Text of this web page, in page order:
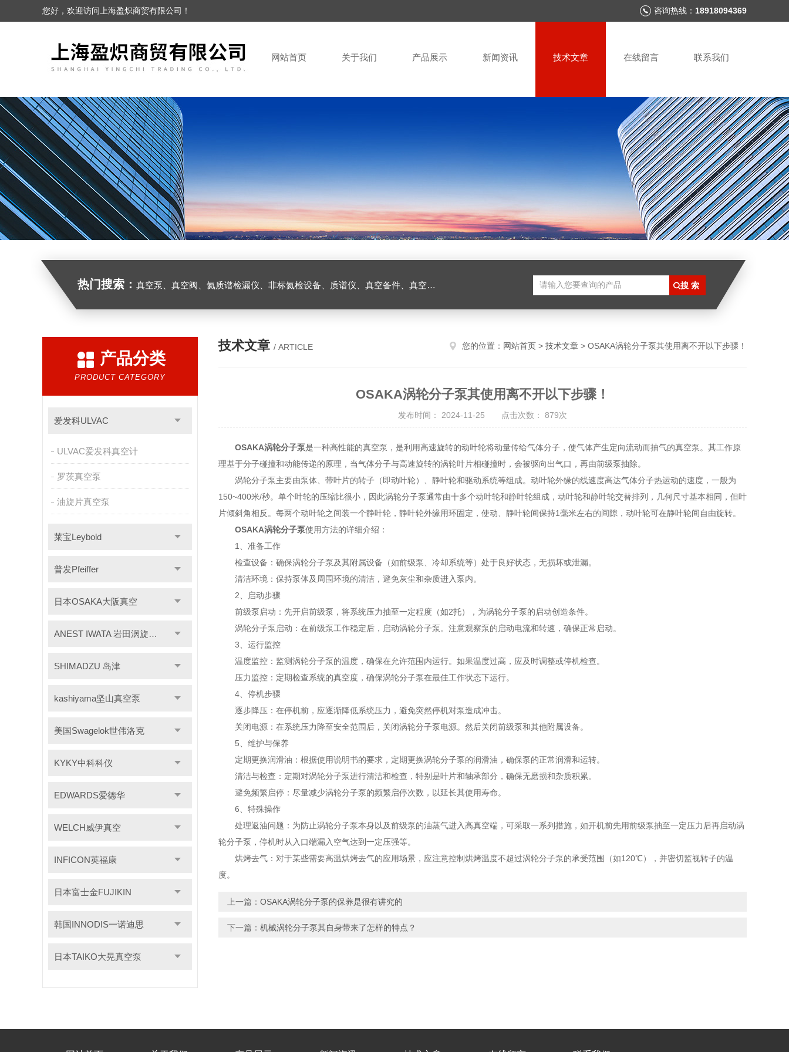
您好，欢迎访问上海盈炽商贸有限公司！ 咨询热线： 18918094369
网站首页 关于我们 产品展示 新闻资讯 技术文章 在线留言 联系我们
热门搜索： 真空泵、真空阀、氦质谱检漏仪、非标氦检设备、质谱仪、真空备件、真空维修
产品分类
PRODUCT CATEGORY
爱发科ULVAC
ULVAC爱发科真空计
罗茨真空泵
油旋片真空泵
莱宝Leybold
普发Pfeiffer
日本OSAKA大阪真空
ANEST IWATA 岩田涡旋干泵
SHIMADZU 岛津
kashiyama坚山真空泵
美国Swagelok世伟洛克
KYKY中科科仪
EDWARDS爱德华
WELCH威伊真空
INFICON英福康
日本富士金FUJIKIN
韩国INNODIS一诺迪思
日本TAIKO大晃真空泵
技术文章 / ARTICLE 您的位置： 网站首页 > 技术文章 > OSAKA涡轮分子泵其使用离不开以下步骤！
OSAKA涡轮分子泵其使用离不开以下步骤！
发布时间： 2024-11-25 点击次数： 879次
OSAKA涡轮分子泵是一种高性能的真空泵，是利用高速旋转的动叶轮将动量传给气体分子，使气体产生定向流动而抽气的真空泵。其工作原
理基于分子碰撞和动能传递的原理，当气体分子与高速旋转的涡轮叶片相碰撞时，会被驱向出气口，再由前级泵抽除。
涡轮分子泵主要由泵体、带叶片的转子（即动叶轮）、静叶轮和驱动系统等组成。动叶轮外缘的线速度高达气体分子热运动的速度，一般为
150~400米/秒。单个叶轮的压缩比很小，因此涡轮分子泵通常由十多个动叶轮和静叶轮组成，动叶轮和静叶轮交替排列，几何尺寸基本相同，但叶
片倾斜角相反。每两个动叶轮之间装一个静叶轮，静叶轮外缘用环固定，使动、静叶轮间保持1毫米左右的间隙，动叶轮可在静叶轮间自由旋转。
OSAKA涡轮分子泵使用方法的详细介绍：
1、准备工作
检查设备：确保涡轮分子泵及其附属设备（如前级泵、冷却系统等）处于良好状态，无损坏或泄漏。
清洁环境：保持泵体及周围环境的清洁，避免灰尘和杂质进入泵内。
2、启动步骤
前级泵启动：先开启前级泵，将系统压力抽至一定程度（如2托），为涡轮分子泵的启动创造条件。
涡轮分子泵启动：在前级泵工作稳定后，启动涡轮分子泵。注意观察泵的启动电流和转速，确保正常启动。
3、运行监控
温度监控：监测涡轮分子泵的温度，确保在允许范围内运行。如果温度过高，应及时调整或停机检查。
压力监控：定期检查系统的真空度，确保涡轮分子泵在最佳工作状态下运行。
4、停机步骤
逐步降压：在停机前，应逐渐降低系统压力，避免突然停机对泵造成冲击。
关闭电源：在系统压力降至安全范围后，关闭涡轮分子泵电源。然后关闭前级泵和其他附属设备。
5、维护与保养
定期更换润滑油：根据使用说明书的要求，定期更换涡轮分子泵的润滑油，确保泵的正常润滑和运转。
清洁与检查：定期对涡轮分子泵进行清洁和检查，特别是叶片和轴承部分，确保无磨损和杂质积累。
避免频繁启停：尽量减少涡轮分子泵的频繁启停次数，以延长其使用寿命。
6、特殊操作
处理返油问题：为防止涡轮分子泵本身以及前级泵的油蒸气进入高真空端，可采取一系列措施，如开机前先用前级泵抽至一定压力后再启动涡
轮分子泵，停机时从入口端漏入空气达到一定压强等。
烘烤去气：对于某些需要高温烘烤去气的应用场景，应注意控制烘烤温度不超过涡轮分子泵的承受范围（如120℃），并密切监视转子的温
度。
上一篇： OSAKA涡轮分子泵的保养是很有讲究的
下一篇： 机械涡轮分子泵其自身带来了怎样的特点？